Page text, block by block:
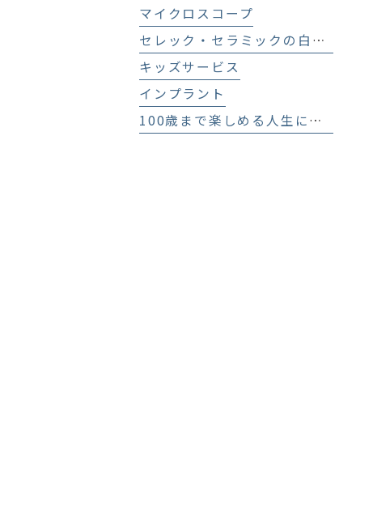
マイクロスコープ
セレック・セラミックの白い歯
キッズサービス
インプラント
100歳まで楽しめる人生にする歯科医療